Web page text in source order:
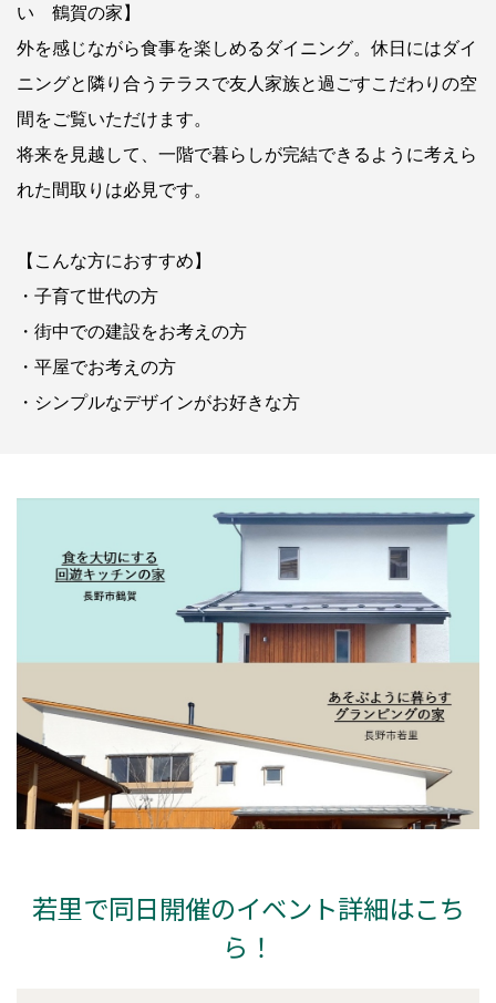
い 鶴賀の家】
外を感じながら食事を楽しめるダイニング。休日にはダイ
ニングと隣り合うテラスで友人家族と過ごすこだわりの空
間をご覧いただけます。
将来を見越して、一階で暮らしが完結できるように考えら
れた間取りは必見です。
【こんな方におすすめ】
・子育て世代の方
・街中での建設をお考えの方
・平屋でお考えの方
・シンプルなデザインがお好きな方
若里で同日開催のイベント詳細はこち
ら！